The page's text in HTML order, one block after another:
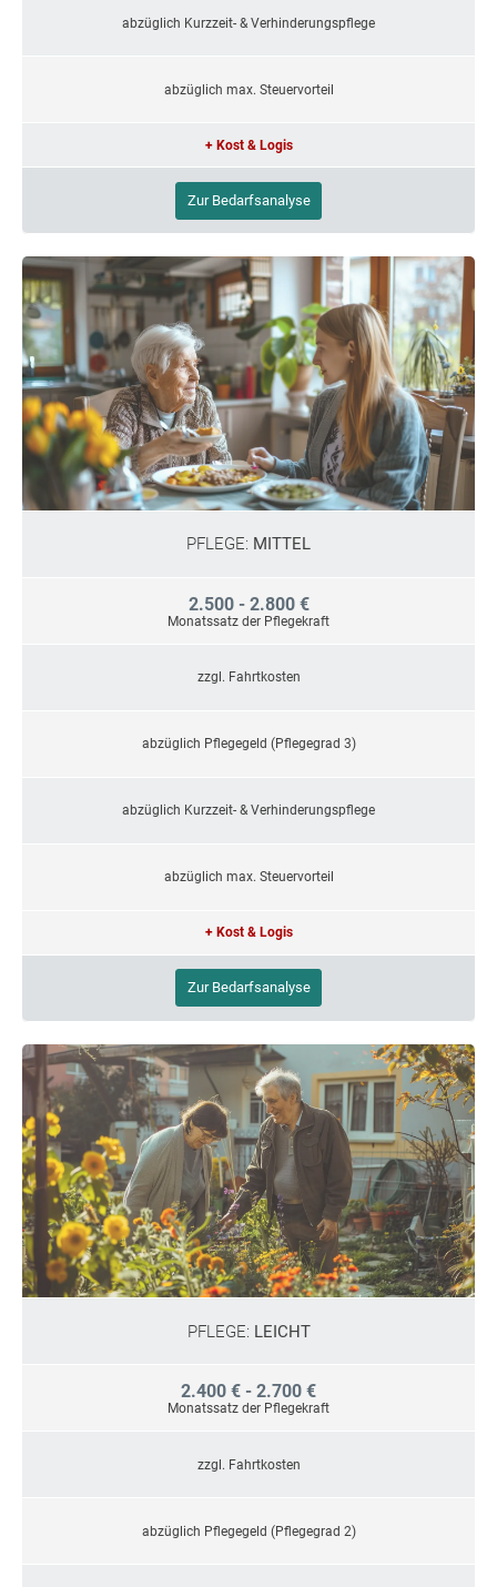
abzüglich Kurzzeit- & Verhinderungspflege
abzüglich max. Steuervorteil
+ Kost & Logis
Zur Bedarfsanalyse
PFLEGE: MITTEL
2.500 - 2.800 €
Monatssatz der Pflegekraft
zzgl. Fahrtkosten
abzüglich Pflegegeld (Pflegegrad 3)
abzüglich Kurzzeit- & Verhinderungspflege
abzüglich max. Steuervorteil
+ Kost & Logis
Zur Bedarfsanalyse
PFLEGE: LEICHT
2.400 € - 2.700 €
Monatssatz der Pflegekraft
zzgl. Fahrtkosten
abzüglich Pflegegeld (Pflegegrad 2)